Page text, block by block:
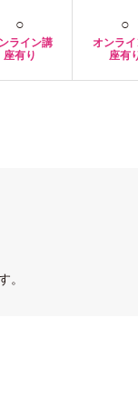
○
ライン講
座有り
○
オンラ
座有
。